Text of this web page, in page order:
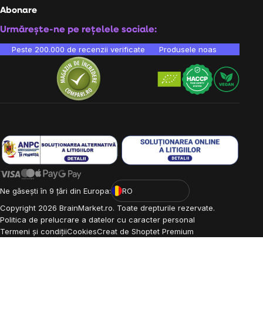
Abonare
Urmărește-ne pe rețelele sociale:
Peste 200.000 de recenzii verificate Produsele noastre sunt
Ne găsești în 9 țări din Europa:
RO
Copyright 2026 BrainMarket.ro. Toate drepturile rezervate.
Politica de prelucrare a datelor cu caracter personal
Termeni și condițiiCookiesCreat de Shoptet Premium